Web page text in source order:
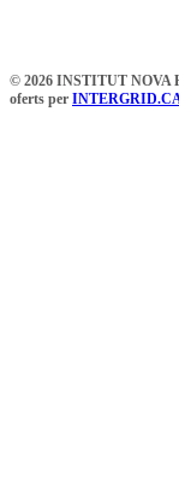
© 2026 INSTITUT NOVA
oferts per